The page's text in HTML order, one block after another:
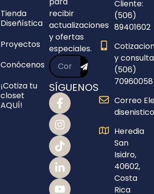
Tienda
Diseñística
Proyectos
Conócenos
¡Cotiza tu
closet
AQUÍ!
recibir
actualizaciones
y ofertas
especiales.
SÍGUENOS
Cliente:
(506)
89401602
y
(506)
70960058
Correo
Heredia
San
Isidro,
40602,
Costa
Rica